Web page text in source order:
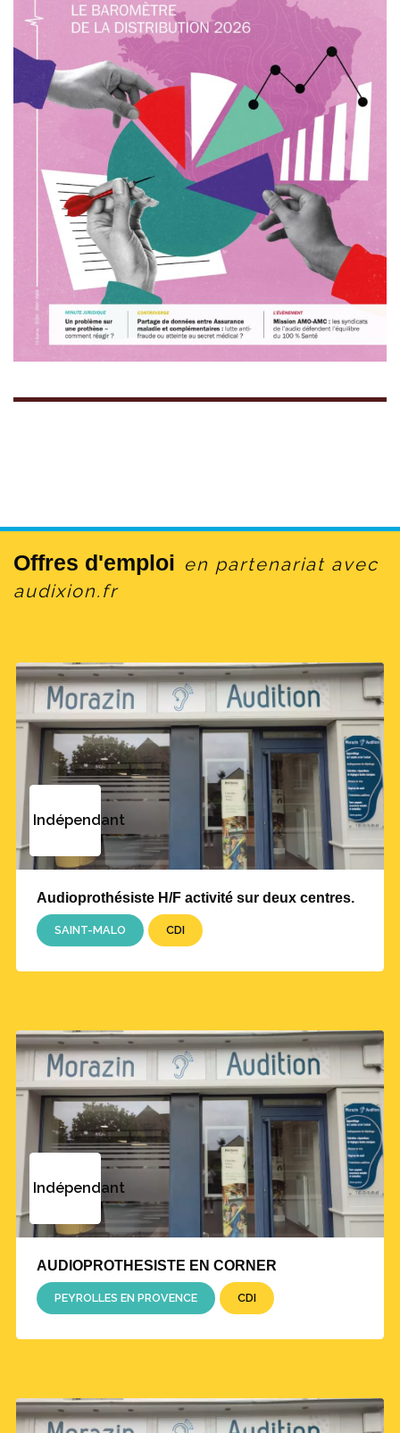
Offres d'emploi en partenariat avec
audixion.fr
Indépendant
Audioprothésiste H/F activité sur deux centres.
SAINT-MALO CDI
Indépendant
AUDIOPROTHESISTE EN CORNER
PEYROLLES EN PROVENCE CDI